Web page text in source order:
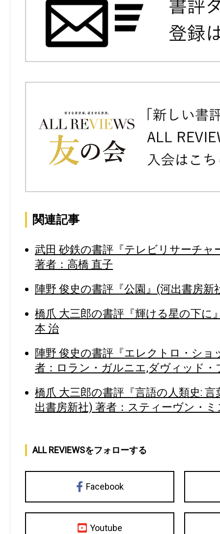
関連記事
武田 砂鉄の書評『テレビリサーチャ
著者：高橋 直子
陣野 俊史の書評『公園』(河出書房新
橋爪 大三郎の書評『輝ける星の下に
本 治
陣野 俊史の書評『エレクトロ・ショ
者：ロラン・ガルニエ,ダヴィッド
橋爪 大三郎の書評『言語の人類史:
出書房新社) 著者：スティーヴン・
ALL REVIEWSをフォローする
Facebook
Youtube